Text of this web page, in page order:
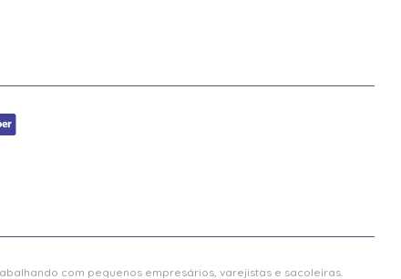
com pequenos empresários, varejistas e sacoleiras.